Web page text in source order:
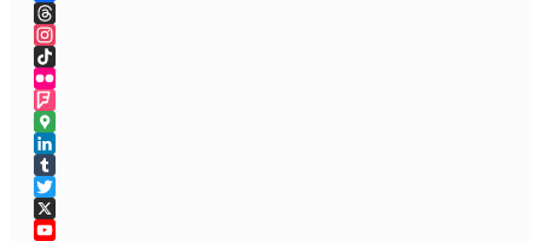
Facebook
Threads
Instagram
TikTok
Flickr
Foursquare
Google
Maps
LinkedIn
Tumblr
Twitter
X